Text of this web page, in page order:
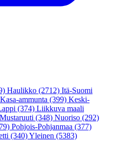
Haulikko (2712) Itä-Suomi
Kasa-ammunta (399) Keski-
(374) Liikkuva maali
Mustaruuti (348) Nuoriso (292)
Pohjois-Pohjanmaa (377)
(340)Yleinen (5383)